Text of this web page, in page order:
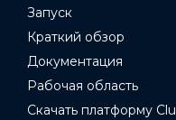
Запуск
Краткий обзор
Документация
Рабочая область
Скачать платформу